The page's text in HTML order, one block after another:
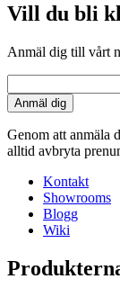
Vill du bli
Anmäl dig till vårt
Anmäl dig
Genom att anmäla
alltid avbryta
Kontakt
Showrooms
Blogg
Wiki